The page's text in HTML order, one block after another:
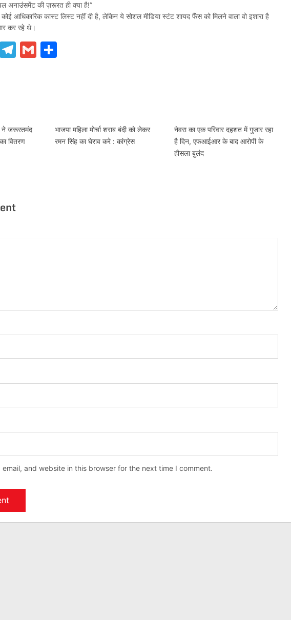
अनाउंसमेंट की ज़रूरत ही क्या है!”
आधिकारिक कास्ट लिस्ट नहीं दी है, लेकिन ये सोशल मीडिया स्टंट शायद फैंस को मिलने वाला वो इशारा है
कर रहे थे।
Twitter
Telegram
Gmail
ने जरूरतमंद
वितरण
भाजपा महिला मोर्चा शराब बंदी को लेकर
रमन सिंह का घेराव करे : कांग्रेस
नेवरा का एक परिवार दहशत में गुजार रहा
है दिन, एफआईआर के बाद आरोपी के
हौसला बुलंद
email, and website in this browser for the next time I comment.